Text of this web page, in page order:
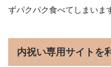
ずパクパク食べてしまいま
内祝い専用サイトを